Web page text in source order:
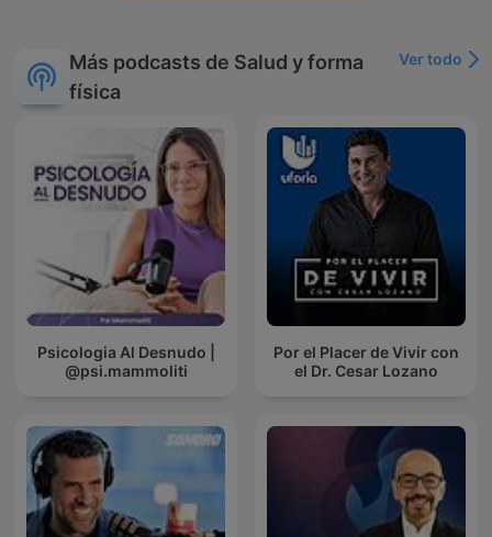
Más podcasts de Salud y forma
física
Ver todo
Psicologia Al Desnudo |
@psi.mammoliti
Por el Placer de Vivir con
el Dr. Cesar Lozano